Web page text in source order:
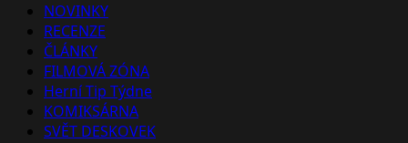
NOVINKY
RECENZE
ČLÁNKY
FILMOVÁ ZÓNA
Herní Tip Týdne
KOMIKSÁRNA
SVĚT DESKOVEK